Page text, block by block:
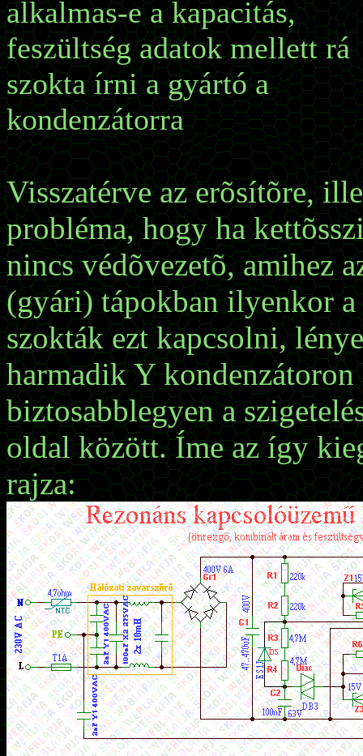
alkalmas-e a kapacitás,
feszültség adatok mellett rá
szokta írni a gyártó a
kondenzátorra
Visszatérve az erõsítõre,
probléma, hogy ha
nincs védõvezetõ, amihez
(gyári) tápokban ilyenkor
szokták ezt kapcsolni,
harmadik Y
biztosabblegyen a
oldal között. Íme az így
rajza: